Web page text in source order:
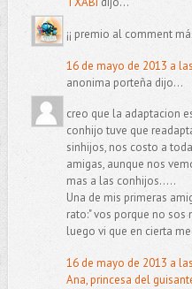
¡¡ premio al comment
16 de mayo de 2013 a
anonima porteña dijo...
creo que la adaptacion
conhijo tuve que
sinhijos, nos costo a
amigas, aunque nos
mas a las conhijos.....
Una de mis primeras
rato:" vos porque no sos
luego vi que en cierta
16 de mayo de 2013 a
Ana, princesa del